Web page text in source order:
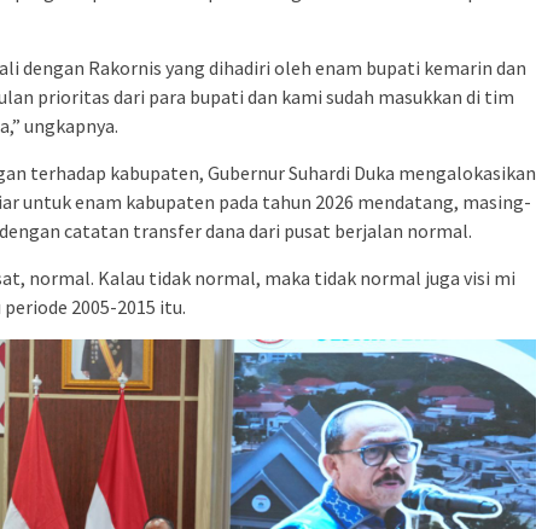
dengan Rakornis yang dihadiri oleh enam bupati kemarin dan
prioritas dari para bupati dan kami sudah masukkan di tim
ungkapnya.
terhadap kabupaten, Gubernur Suhardi Duka mengalokasikan
untuk enam kabupaten pada tahun 2026 mendatang, masing-
catatan transfer dana dari pusat berjalan normal.
normal. Kalau tidak normal, maka tidak normal juga visi mi
2005-2015 itu.